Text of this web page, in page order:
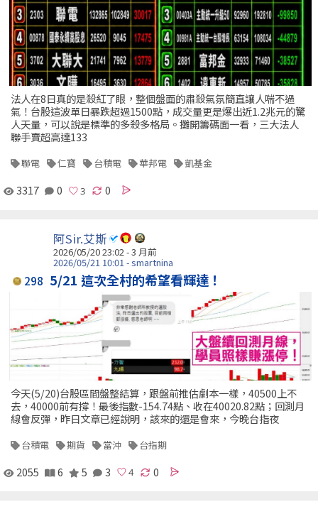
法人在8日真的是殺紅了眼，整個盤面的肅殺氣氛簡直讓人喘不過
氣！台股這波單日暴跌超過1500點，成交量更是爆出近1.2兆元的驚
人天量，可以說是標準的多殺多格局。攤開籌碼面一看，三大法人
聯手賣超高達133
聯電 仁寶 台積電 華邦電 凱基金
3317 0 0
阿Sir.艾斯
2026/05/20 23:02 - 3 月前
2026/05/21 10:01 - smartnina
298 5/21 這次全村的希望看輝達！
今天(5/20)台股區間盤整結算，跟盤前推估劇本一樣，40500上不
去，40000前有撐！最後指數-154.74點、收在40020.82點；回測月
線會反彈，昨日文章已經說明，該來的還是會來，今晚台指夜
台積電 期貨 當沖 台指期
2055 6 5 3 0